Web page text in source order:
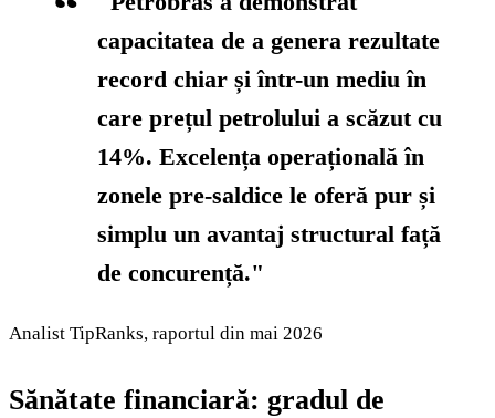
capacitatea de a genera rezultate
record chiar și într-un mediu în
care prețul petrolului a scăzut cu
14%. Excelența operațională în
zonele pre-saldice le oferă pur și
simplu un avantaj structural față
de concurență."
Analist TipRanks, raportul din mai 2026
Sănătate financiară: gradul de